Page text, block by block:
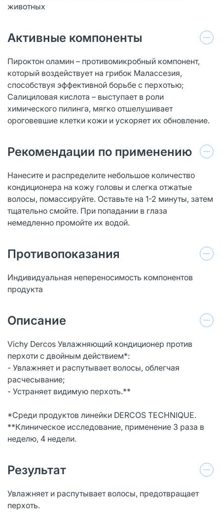
животных
Активные компоненты
Пироктон оламин – противомикробный компонент,
который воздействует на грибок Малассезия,
способствуя эффективной борьбе с перхотью;
Салициловая кислота – выступает в роли
химического пилинга, мягко отшелушивает
ороговевшие клетки кожи и ускоряет их обновление.
Рекомендации по применению
Нанесите и распределите небольшое количество
кондиционера на кожу головы и слегка отжатые
волосы, помассируйте. Оставьте на 1-2 минуты, затем
тщательно смойте. При попадании в глаза
немедленно промойте их водой.
Противопоказания
Индивидуальная непереносимость компонентов
продукта
Описание
Vichy Dercos Увлажняющий кондиционер против
перхоти с двойным действием*:
- Увлажняет и распутывает волосы, облегчая
расчесывание;
- Устраняет видимую перхоть.**
*Среди продуктов линейки DERCOS TECHNIQUE.
**Клиническое исследование, применение 3 раза в
неделю, 4 недели.
Результат
Увлажняет и распутывает волосы, предотвращает
перхоть.